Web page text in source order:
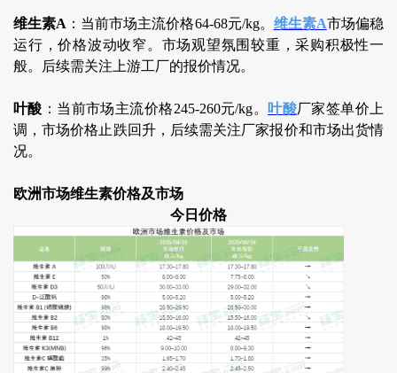
维生素A ：当前市场主流价格64-68元/kg。 维生素A市场偏稳
运行，价格波动收窄。市场观望氛围较重，采购积极性一
般。后续需关注上游工厂的报价情况。
叶酸 ：当前市场主流价格245-260元/kg。 叶酸厂家签单价上
调，市场价格止跌回升，后续需关注厂家报价和市场出货情
况。
欧洲市场维生素价格及市场
今日价格